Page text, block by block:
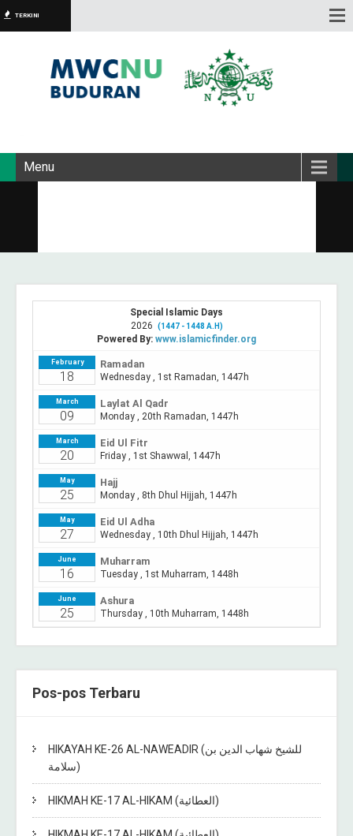
TERKINI
Menu
Pos-pos Terbaru
HIKAYAH KE-26 AL-NAWEADIR (للشيخ شهاب الدين بن
سلامة)
HIKMAH KE-17 AL-HIKAM (العطائية)